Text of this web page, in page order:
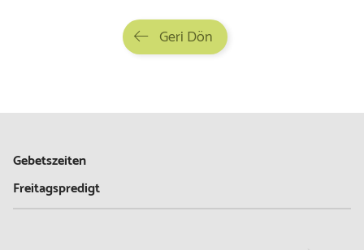
Geri Dön
Gebetszeiten
Freitagspredigt